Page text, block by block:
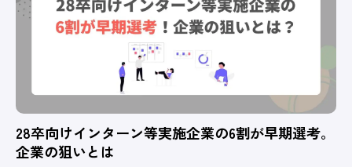
28卒向けインターン等実施企業の6割が早期選考。
企業の狙いとは